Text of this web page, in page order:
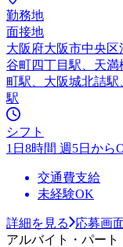
勤務地
面接地
大阪府大阪市中央区
谷町四丁目駅、天
町駅、大阪城北詰駅
駅
シフト
1日8時間 週5日から
交通費支給
未経験OK
詳細を見る
応募画
アルバイト・パート